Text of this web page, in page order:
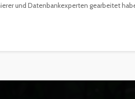
und Datenbankexperten gearbeitet